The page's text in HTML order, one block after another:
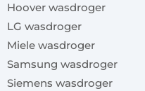
Hoover wasdroger
LG wasdroger
Miele wasdroger
Samsung wasdroger
Siemens wasdroger